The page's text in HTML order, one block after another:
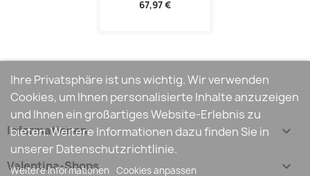
67,97 €
Informationen 
Valentina-Shops 
Ihre Privatsphäre ist uns wichtig. Wir verwenden
Cookies, um Ihnen personalisierte Inhalte anzuzeigen
und Ihnen ein großartiges Website-Erlebnis zu
bieten. Weitere Informationen dazu finden Sie in
unserer Datenschutzrichtlinie.
Weitere Informationen Cookies anpassen